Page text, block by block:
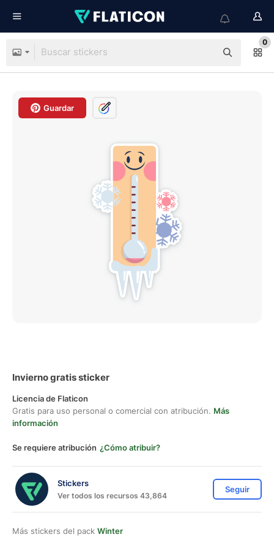
0
Guardar
Invierno gratis sticker
Licencia de Flaticon
Gratis para uso personal o comercial con atribución. Más
información
Se requiere atribución ¿Cómo atribuir?
Stickers
Ver todos los recursos 43,864
Seguir
Más stickers del pack Winter